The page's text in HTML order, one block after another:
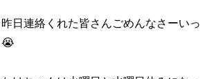
昨日連絡くれた皆さんごめんなさーいっ
😭